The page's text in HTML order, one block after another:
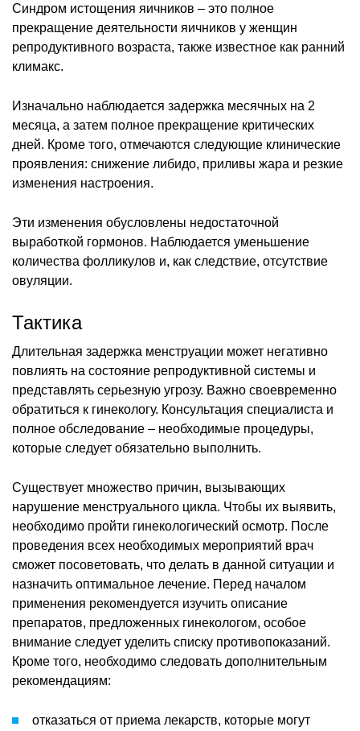
Синдром истощения яичников – это полное
прекращение деятельности яичников у женщин
репродуктивного возраста, также известное как ранний
климакс.
Изначально наблюдается задержка месячных на 2
месяца, а затем полное прекращение критических
дней. Кроме того, отмечаются следующие клинические
проявления: снижение либидо, приливы жара и резкие
изменения настроения.
Эти изменения обусловлены недостаточной
выработкой гормонов. Наблюдается уменьшение
количества фолликулов и, как следствие, отсутствие
овуляции.
Тактика
Длительная задержка менструации может негативно
повлиять на состояние репродуктивной системы и
представлять серьезную угрозу. Важно своевременно
обратиться к гинекологу. Консультация специалиста и
полное обследование – необходимые процедуры,
которые следует обязательно выполнить.
Существует множество причин, вызывающих
нарушение менструального цикла. Чтобы их выявить,
необходимо пройти гинекологический осмотр. После
проведения всех необходимых мероприятий врач
сможет посоветовать, что делать в данной ситуации и
назначить оптимальное лечение. Перед началом
применения рекомендуется изучить описание
препаратов, предложенных гинекологом, особое
внимание следует уделить списку противопоказаний.
Кроме того, необходимо следовать дополнительным
рекомендациям:
отказаться от приема лекарств, которые могут